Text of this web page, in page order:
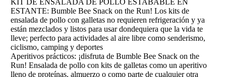
ESTANTE: Bumble Bee Snack on the Run! Los kits de
ensalada de pollo con galletas no requieren refrigeración y ya
están mezclados y listos para usar dondequiera que la vida te
lleve; perfecto para actividades al aire libre como senderismo,
ciclismo, camping y deportes
Aperitivos prácticos: ¡disfruta de Bumble Bee Snack on the
Run! Ensalada de pollo con kits de galletas como un aperitivo
lleno de proteínas, almuerzo o como parte de cualquier otra